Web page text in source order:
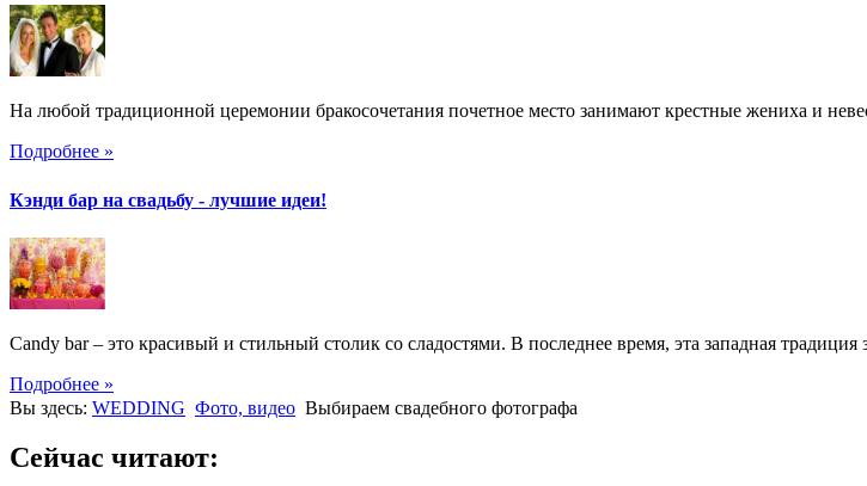
На любой традиционной церемонии бракосочетания почетное место занимают крестные жениха и
Подробнее »
Кэнди бар на свадьбу - лучшие идеи!
Candy bar – это красивый и стильный столик со сладостями. В последнее время, эта западная
Подробнее »
Вы здесь: WEDDING Фото, видео Выбираем свадебного фотографа
Сейчас читают: